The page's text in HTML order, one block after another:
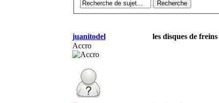
juanitodel
les disques de freins
Accro